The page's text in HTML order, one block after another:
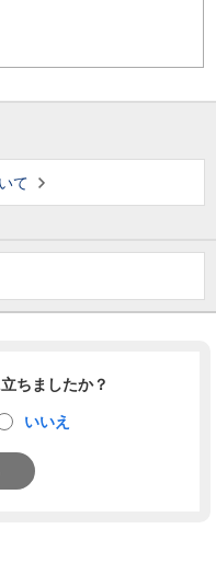
て
ちましたか？
いいえ